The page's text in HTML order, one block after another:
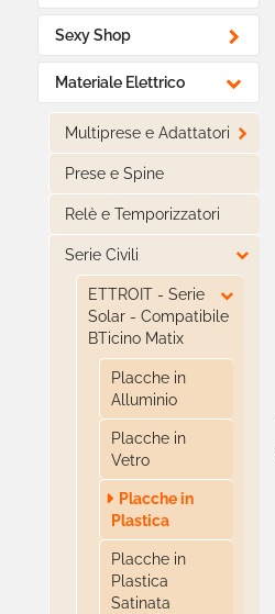
Sexy Shop 
Materiale Elettrico 
Multiprese e Adattatori 
Prese e Spine
Relè e Temporizzatori
Serie Civili 
ETTROIT - Serie
Solar - Compatibile
BTicino Matix

Placche in
Alluminio
Placche in
Vetro
Placche in
Plastica
Placche in
Plastica
Satinata